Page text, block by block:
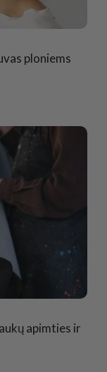
ploniems
apimties ir